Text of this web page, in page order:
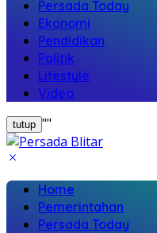
Persada Today
Ekonomi
Pendidikan
Politik
Lifestyle
Video
tutup ""
Home
Pemerintahan
Persada Today